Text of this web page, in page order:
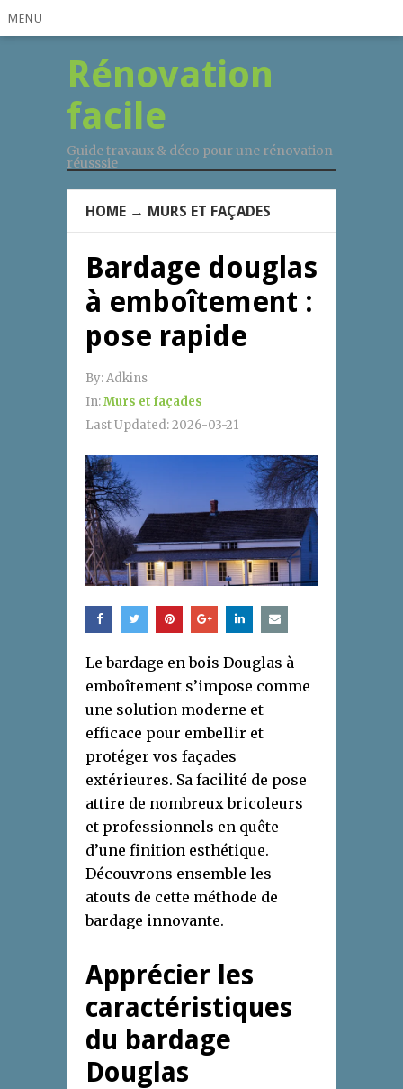
MENU
Rénovation
facile
Guide travaux & déco pour une rénovation
réusssie
HOME → MURS ET FAÇADES
Bardage douglas
à emboîtement :
pose rapide
By:Adkins
In:Murs et façades
Last Updated:2026-03-21
Le bardage en bois Douglas à
emboîtement s’impose comme
une solution moderne et
efficace pour embellir et
protéger vos façades
extérieures. Sa facilité de pose
attire de nombreux bricoleurs
et professionnels en quête
d’une finition esthétique.
Découvrons ensemble les
atouts de cette méthode de
bardage innovante.
Apprécier les
caractéristiques
du bardage
Douglas